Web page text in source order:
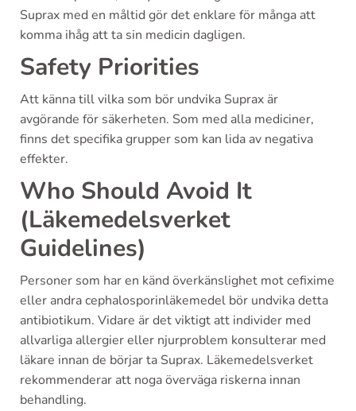
Suprax med en måltid gör det enklare för många att
komma ihåg att ta sin medicin dagligen.
Safety Priorities
Att känna till vilka som bör undvika Suprax är
avgörande för säkerheten. Som med alla mediciner,
finns det specifika grupper som kan lida av negativa
effekter.
Who Should Avoid It
(Läkemedelsverket
Guidelines)
Personer som har en känd överkänslighet mot cefixime
eller andra cephalosporinläkemedel bör undvika detta
antibiotikum. Vidare är det viktigt att individer med
allvarliga allergier eller njurproblem konsulterar med
läkare innan de börjar ta Suprax. Läkemedelsverket
rekommenderar att noga överväga riskerna innan
behandling.